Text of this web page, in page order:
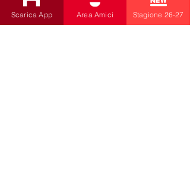
24/25
Scarica App Area Amici Stagione 26-27